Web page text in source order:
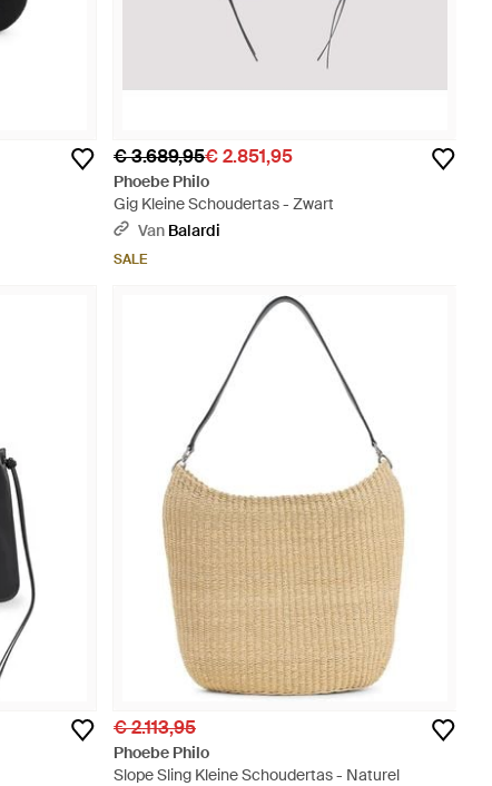
€ 3.689,95€ 2.851,95
Phoebe Philo
Gig Kleine Schoudertas - Zwart
Van Balardi
SALE
€ 2.113,95
Phoebe Philo
Slope Sling Kleine Schoudertas - Naturel